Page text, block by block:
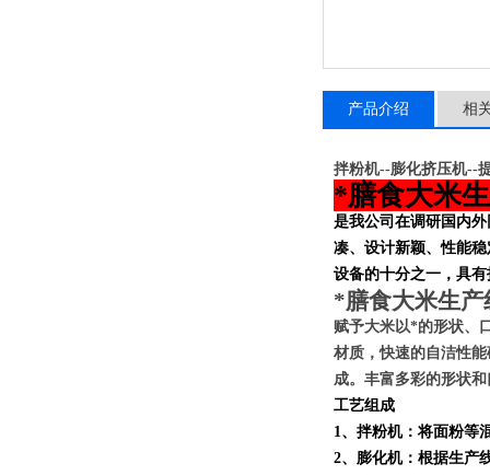
产品介绍 相
拌粉机--膨化挤压机--
*膳食大米
是我公司在调研国内
凑、设计新颖、性能
设备的十分之一，具
*膳食大米生产
赋予大米以*的形状、
材质，快速的自洁性
成。丰富多彩的形状
工艺组成
1、拌粉机：将面粉等
2、膨化机：根据生产